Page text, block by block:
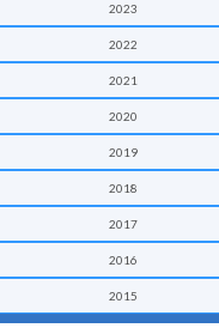
2023
2022
2021
2020
2019
2018
2017
2016
2015